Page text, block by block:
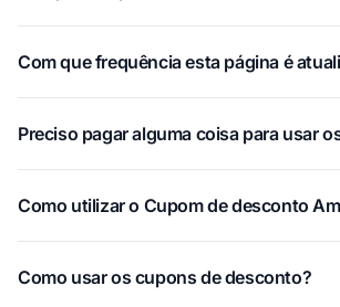
Com que frequência esta página é
Preciso pagar alguma coisa para usar
Como utilizar o Cupom de desconto
Como usar os cupons de desconto?